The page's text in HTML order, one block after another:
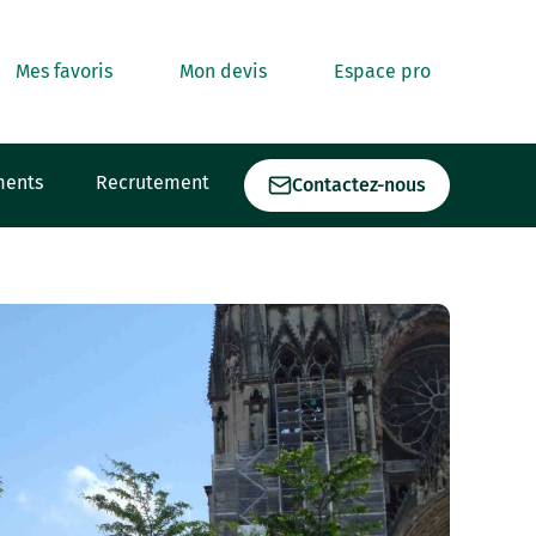
Mes favoris Mon devis Espace pro
Recrutement Contactez-nous